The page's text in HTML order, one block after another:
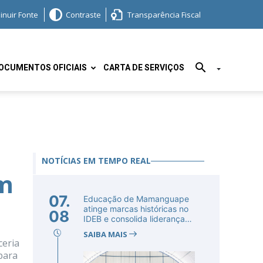
Fonte Contraste Transparência Fiscal
OFICIAIS CARTA DE SERVIÇOS
NOTÍCIAS EM TEMPO REAL
07.
08
Educação de Mamanguape
atinge marcas históricas no
IDEB e consolida liderança
SAIBA MAIS